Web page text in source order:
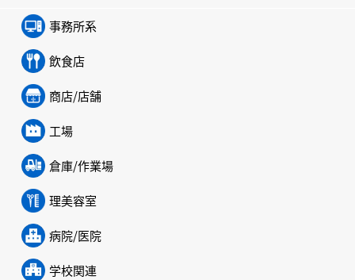
事務所系
飲食店
商店/店舗
工場
倉庫/作業場
理美容室
病院/医院
学校関連